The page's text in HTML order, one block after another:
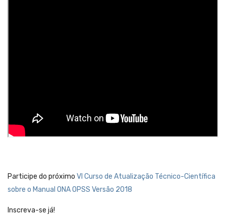
Participe do próximo VI Curso de Atualização Técnico-Científica
sobre o Manual ONA OPSS Versão 2018
Inscreva-se já!